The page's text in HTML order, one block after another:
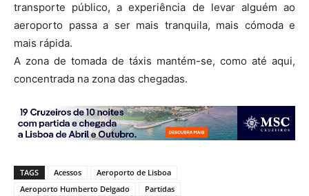
transporte público, a experiência de levar alguém ao
aeroporto passa a ser mais tranquila, mais cómoda e
mais rápida.
A zona de tomada de táxis mantém-se, como até aqui,
concentrada na zona das chegadas.
TAGS Acessos
Aeroporto de Lisboa
Aeroporto Humberto Delgado
Partidas